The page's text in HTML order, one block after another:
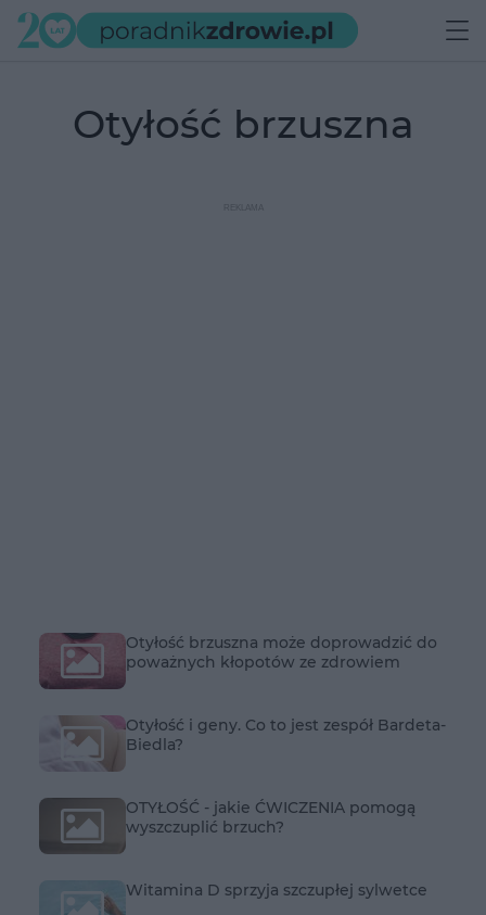
otyłość brzuszna
Otyłość brzuszna może doprowadzić do
poważnych kłopotów ze zdrowiem
Otyłość i geny. Co to jest zespół Bardeta-
Biedla?
OTYŁOŚĆ - jakie ĆWICZENIA pomogą
wyszczuplić brzuch?
Witamina D sprzyja szczupłej sylwetce